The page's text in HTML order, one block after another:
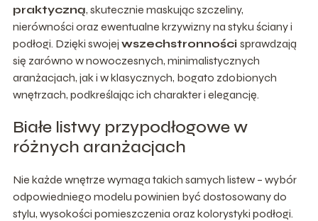
praktyczną, skutecznie maskując szczeliny,
nierówności oraz ewentualne krzywizny na styku ściany i
podłogi. Dzięki swojej wszechstronności sprawdzają
się zarówno w nowoczesnych, minimalistycznych
aranżacjach, jak i w klasycznych, bogato zdobionych
wnętrzach, podkreślając ich charakter i elegancję.
Białe listwy przypodłogowe w
różnych aranżacjach
Nie każde wnętrze wymaga takich samych listew – wybór
odpowiedniego modelu powinien być dostosowany do
stylu, wysokości pomieszczenia oraz kolorystyki podłogi.